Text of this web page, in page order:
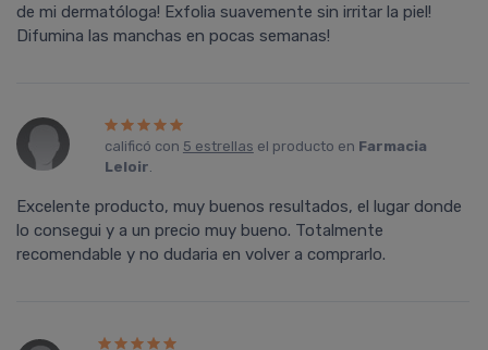
de mi dermatóloga! Exfolia suavemente sin irritar la piel!
Difumina las manchas en pocas semanas!
calificó con 5 estrellas el producto en Farmacia
Leloir.
Excelente producto, muy buenos resultados, el lugar donde
lo consegui y a un precio muy bueno. Totalmente
recomendable y no dudaria en volver a comprarlo.